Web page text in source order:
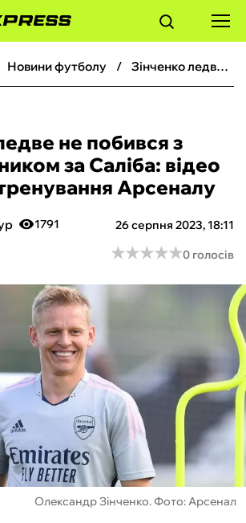
новини футболу Зінченко ледве не побився з одноклубником за Саліба: відео веселого тренування Арсеналу
не побився з
за Саліба: відео
Арсеналу
26 серпня 2023, 18:11
1791
★★★★★
★★★★★0 голосів
Олександр Зінченко. Фото: Арсенал